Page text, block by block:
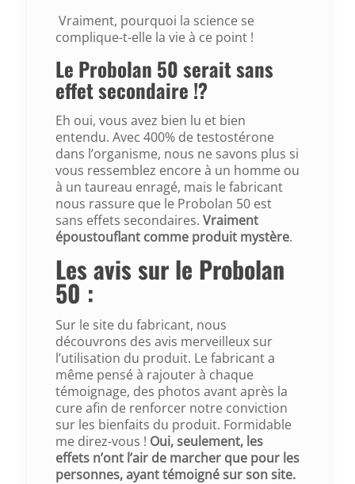
Vraiment, pourquoi la science se
complique-t-elle la vie à ce point !
Le Probolan 50 serait sans
effet secondaire !?
Eh oui, vous avez bien lu et bien
entendu. Avec 400% de testostérone
dans l’organisme, nous ne savons plus si
vous ressemblez encore à un homme ou
à un taureau enragé, mais le fabricant
nous rassure que le Probolan 50 est
sans effets secondaires. Vraiment
époustouflant comme produit mystère.
Les avis sur le Probolan
50 :
Sur le site du fabricant, nous
découvrons des avis merveilleux sur
l’utilisation du produit. Le fabricant a
même pensé à rajouter à chaque
témoignage, des photos avant après la
cure afin de renforcer notre conviction
sur les bienfaits du produit. Formidable
me direz-vous ! Oui, seulement, les
effets n’ont l’air de marcher que pour les
personnes, ayant témoigné sur son site.